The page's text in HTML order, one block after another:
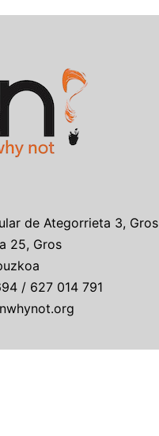
de Ategorrieta 3, Gros
25, Gros
/ 627 014 791